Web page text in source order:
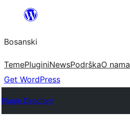
sadržaj
Bosanski
TemePluginiNewsPodrškaO nama
Get WordPress
Plugin Directory